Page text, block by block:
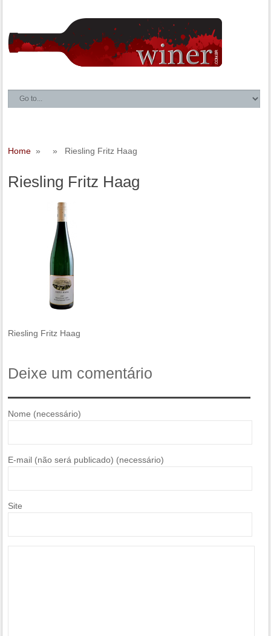
Home » » Riesling Fritz Haag
Riesling Fritz Haag
Riesling Fritz Haag
Deixe um comentário
Nome (necessário)
E-mail (não será publicado) (necessário)
Site